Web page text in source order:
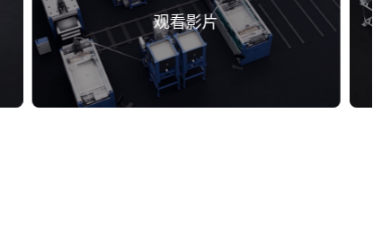
观看影片